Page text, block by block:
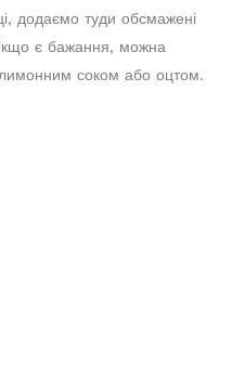
додаємо туди обсмажені
є бажання, можна
соком або оцтом.